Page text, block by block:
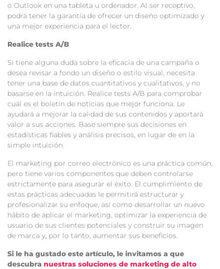
o Outlook en una tableta u ordenador. Al ser receptivo,
podrá tener la garantía de ofrecer un diseño optimizado y
una mejor experiencia para el lector.
Realice tests A/B
Si tiene alguna duda sobre la eficacia de una campaña o
desea revisar a fondo un diseño o estilo visual, necesita
tener una base de datos cuantitativos y cualitativos, y no
basarse en la intuición. Realice tests A/B para comprobar
cuál es el boletín de noticias que mejor funciona. Le
ayudará a mejorar la calidad de sus contenidos y aportará
valor a sus acciones. Base siempre sus decisiones en
estadísticas fiables y análisis precisos, en lugar de en la
simple intuición.
El marketing por correo electrónico es una práctica común,
pero tiene varios componentes que deben controlarse
estrictamente para asegurar el éxito. El cumplimiento de
estas prácticas adecuadas le permitirá estructurar y
profesionalizar su enfoque, así como desarrollar un nuevo
hábito de aplicar el marketing, optimizar la experiencia de
usuario de sus clientes potenciales y construir su imagen
de marca y, por lo tanto, aumentar sus beneficios.
Si le ha gustado este artículo, le invitamos a que
descubra nuestras soluciones de marketing de alto